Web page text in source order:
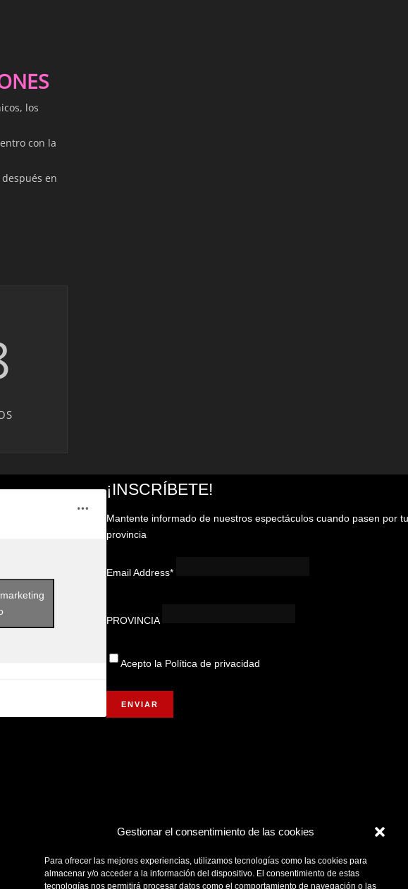
Gestionar el consentimiento de las cookies
Para ofrecer las mejores experiencias, utilizamos tecnologías como las cookies para
almacenar y/o acceder a la información del dispositivo. El consentimiento de estas
tecnologías nos permitirá procesar datos como el comportamiento de navegación o las
los
con la
en
¡INSCRÍBETE!
Mantente informado de nuestros espectáculos cuando pasen por tu
provincia
Email Address*
PROVINCIA
Acepto la Política de privacidad